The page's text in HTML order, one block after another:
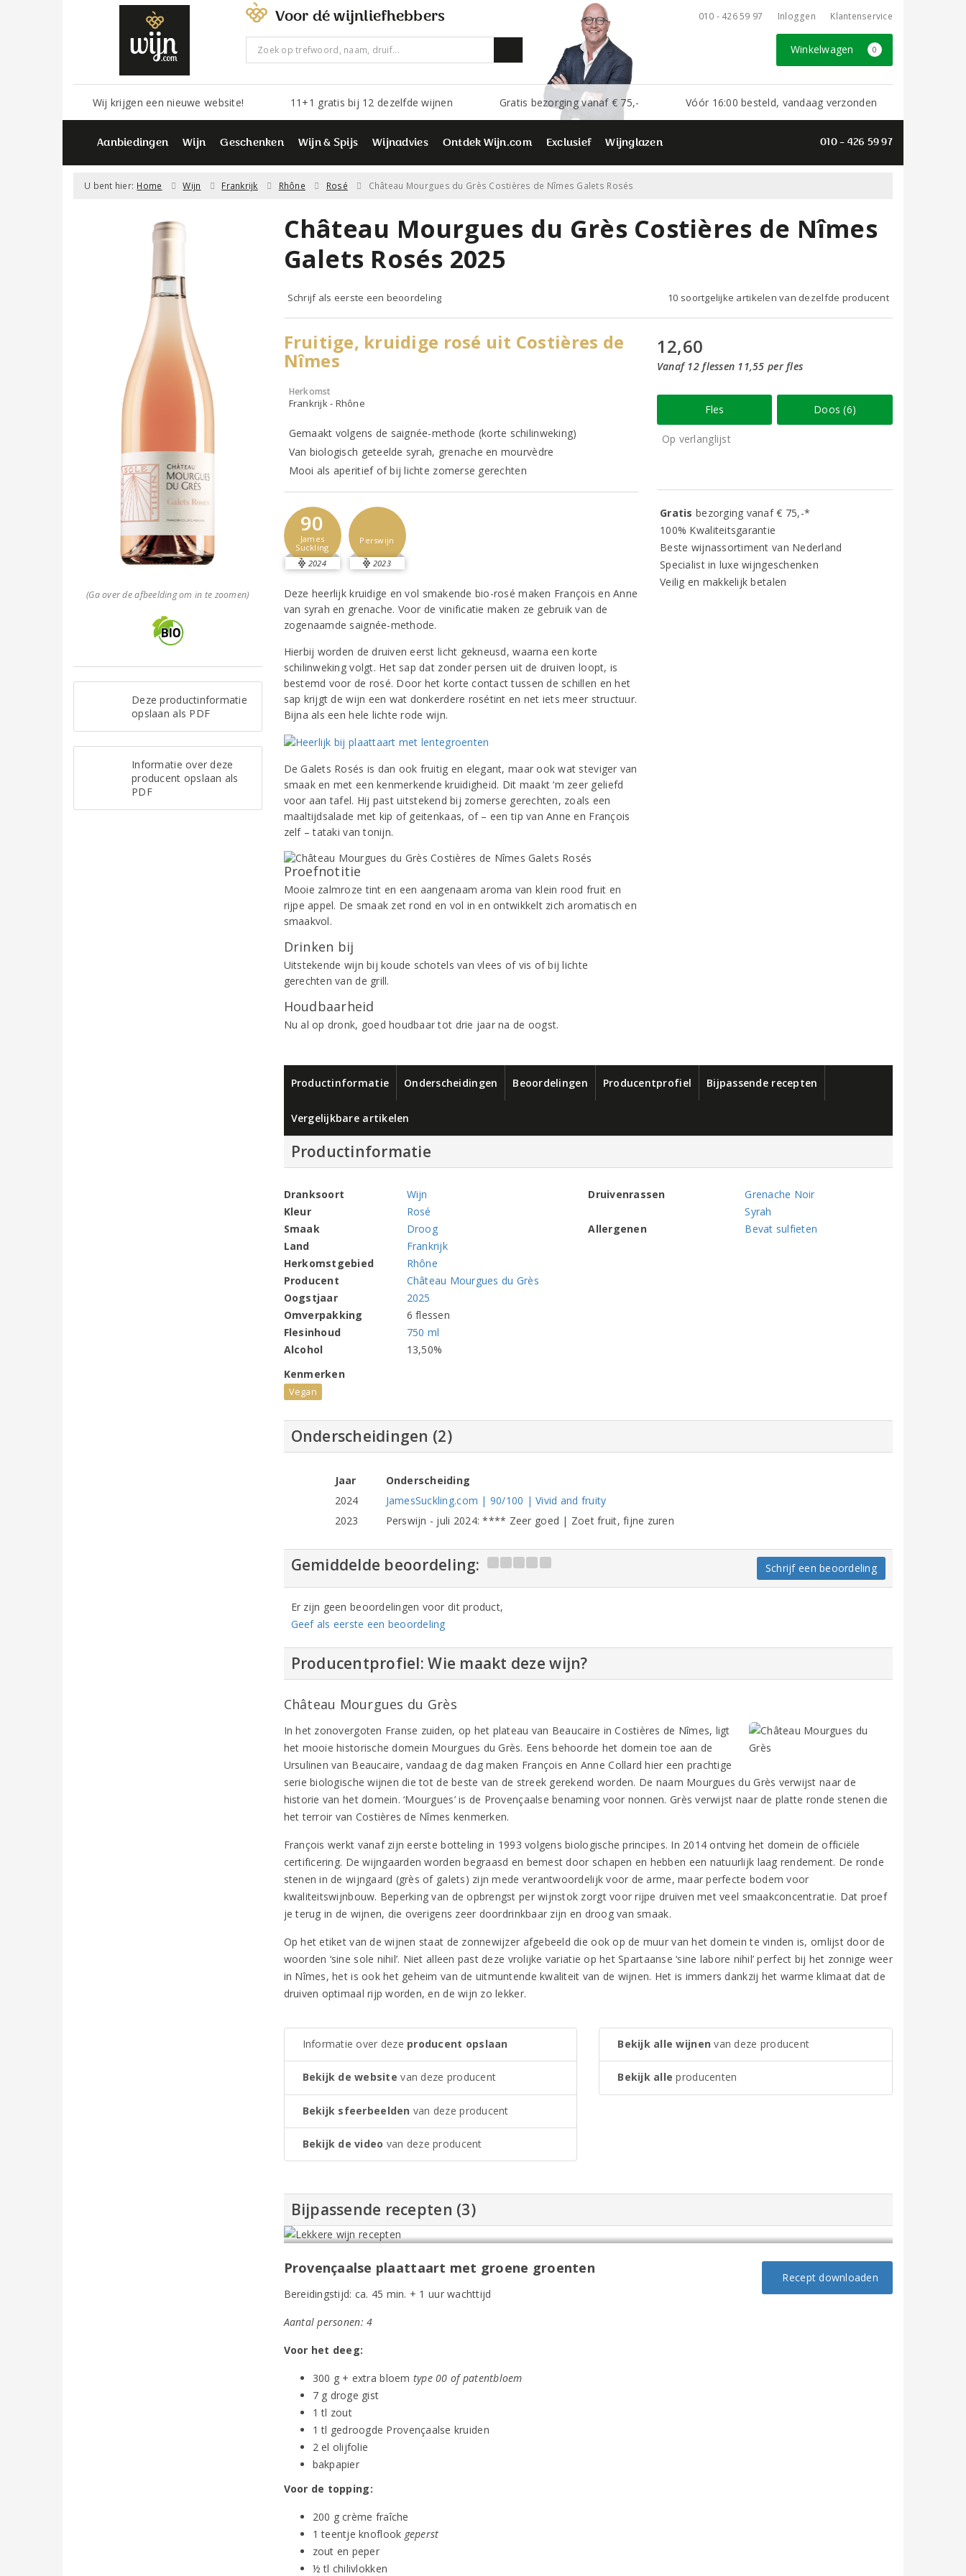
Voor dé wijnliefhebbers 010 - 426 59 97 Inloggen Klantenservice
Winkelwagen 0
Wij krijgen een nieuwe website! 11+1 gratis bij 12 dezelfde wijnen Gratis bezorging vanaf € 75,- Vóór 16:00 besteld, vandaag verzonden
Aanbiedingen Wijn Geschenken Wijn & Spijs Wijnadvies Ontdek Wijn.com Exclusief Wijnglazen 010 - 426 59 97
U bent hier: Home Wijn Frankrijk Rhône Rosé Château Mourgues du Grès Costières de Nîmes Galets Rosés
(Ga over de afbeelding om in te zoomen)
Deze productinformatie
opslaan als PDF
Informatie over deze
producent opslaan als
PDF
Château Mourgues du Grès Costières de Nîmes
Galets Rosés 2025
Schrijf als eerste een beoordeling 10 soortgelijke artikelen van dezelfde producent
Fruitige, kruidige rosé uit Costières de
Nîmes
Herkomst
Frankrijk - Rhône
Gemaakt volgens de saignée-methode (korte schilinweking)
Van biologisch geteelde syrah, grenache en mourvèdre
Mooi als aperitief of bij lichte zomerse gerechten
90
James
Suckling
2024
Perswijn
2023
Deze heerlijk kruidige en vol smakende bio-rosé maken François en Anne
van syrah en grenache. Voor de vinificatie maken ze gebruik van de
zogenaamde saignée-methode.
Hierbij worden de druiven eerst licht gekneusd, waarna een korte
schilinweking volgt. Het sap dat zonder persen uit de druiven loopt, is
bestemd voor de rosé. Door het korte contact tussen de schillen en het
sap krijgt de wijn een wat donkerdere rosétint en net iets meer structuur.
Bijna als een hele lichte rode wijn.
De Galets Rosés is dan ook fruitig en elegant, maar ook wat steviger van
smaak en met een kenmerkende kruidigheid. Dit maakt ‘m zeer geliefd
voor aan tafel. Hij past uitstekend bij zomerse gerechten, zoals een
maaltijdsalade met kip of geitenkaas, of – een tip van Anne en François
zelf – tataki van tonijn.
Proefnotitie
Mooie zalmroze tint en een aangenaam aroma van klein rood fruit en
rijpe appel. De smaak zet rond en vol in en ontwikkelt zich aromatisch en
smaakvol.
Drinken bij
Uitstekende wijn bij koude schotels van vlees of vis of bij lichte
gerechten van de grill.
Houdbaarheid
Nu al op dronk, goed houdbaar tot drie jaar na de oogst.
12,60
Vanaf 12 flessen 11,55 per fles
Fles Doos (6)
Op verlanglijst
Gratisbezorging vanaf € 75,-*
100% Kwaliteitsgarantie
Beste wijnassortiment van Nederland
Specialist in luxe wijngeschenken
Veilig en makkelijk betalen
Productinformatie Onderscheidingen Beoordelingen Producentprofiel Bijpassende recepten
Vergelijkbare artikelen
Productinformatie
Dranksoort
Wijn
Kleur
Rosé
Smaak
Droog
Land
Frankrijk
Herkomstgebied
Rhône
Producent
Château Mourgues du Grès
Oogstjaar
2025
Omverpakking
6 flessen
Flesinhoud
750 ml
Alcohol
13,50%
Druivenrassen
Grenache Noir
Syrah
Allergenen
Bevat sulfieten
Kenmerken
Vegan
Onderscheidingen (2)
Jaar
Onderscheiding
2024
JamesSuckling.com | 90/100 | Vivid and fruity
2023
Perswijn - juli 2024: **** Zeer goed | Zoet fruit, fijne zuren
Gemiddelde beoordeling: Schrijf een beoordeling
Er zijn geen beoordelingen voor dit product,
Geef als eerste een beoordeling
Producentprofiel: Wie maakt deze wijn?
Château Mourgues du Grès
In het zonovergoten Franse zuiden, op het plateau van Beaucaire in Costières de Nîmes, ligt
het mooie historische domein Mourgues du Grès. Eens behoorde het domein toe aan de
Ursulinen van Beaucaire, vandaag de dag maken François en Anne Collard hier een prachtige
serie biologische wijnen die tot de beste van de streek gerekend worden. De naam Mourgues du Grès verwijst naar de
historie van het domein. ‘Mourgues’ is de Provençaalse benaming voor nonnen. Grès verwijst naar de platte ronde stenen die
het terroir van Costières de Nîmes kenmerken.
François werkt vanaf zijn eerste botteling in 1993 volgens biologische principes. In 2014 ontving het domein de officiële
certificering. De wijngaarden worden begraasd en bemest door schapen en hebben een natuurlijk laag rendement. De ronde
stenen in de wijngaard (grès of galets) zijn mede verantwoordelijk voor de arme, maar perfecte bodem voor
kwaliteitswijnbouw. Beperking van de opbrengst per wijnstok zorgt voor rijpe druiven met veel smaakconcentratie. Dat proef
je terug in de wijnen, die overigens zeer doordrinkbaar zijn en droog van smaak.
Op het etiket van de wijnen staat de zonnewijzer afgebeeld die ook op de muur van het domein te vinden is, omlijst door de
woorden ‘sine sole nihil’. Niet alleen past deze vrolijke variatie op het Spartaanse ‘sine labore nihil’ perfect bij het zonnige weer
in Nîmes, het is ook het geheim van de uitmuntende kwaliteit van de wijnen. Het is immers dankzij het warme klimaat dat de
druiven optimaal rijp worden, en de wijn zo lekker.
Informatie over deze producent opslaan
Bekijk de website van deze producent
Bekijk sfeerbeelden van deze producent
Bekijk de video van deze producent
Bekijk alle wijnen van deze producent
Bekijk alle producenten
Bijpassende recepten (3)
Recept downloaden
Provençaalse plaattaart met groene groenten
Bereidingstijd: ca. 45 min. + 1 uur wachttijd
Aantal personen: 4
Voor het deeg:
300 g + extra bloem type 00 of patentbloem
7 g droge gist
1 tl zout
1 tl gedroogde Provençaalse kruiden
2 el olijfolie
bakpapier
Voor de topping:
200 g crème fraîche
1 teentje knoflook geperst
zout en peper
½ tl chilivlokken